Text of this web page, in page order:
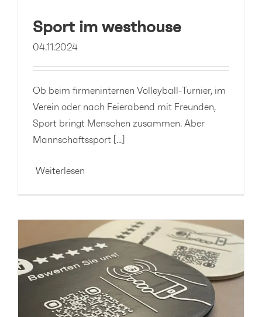
Sport im westhouse
04.11.2024
Ob beim firmeninternen Volleyball-Turnier, im
Verein oder nach Feierabend mit Freunden,
Sport bringt Menschen zusammen. Aber
Mannschaftssport [...]
Weiterlesen